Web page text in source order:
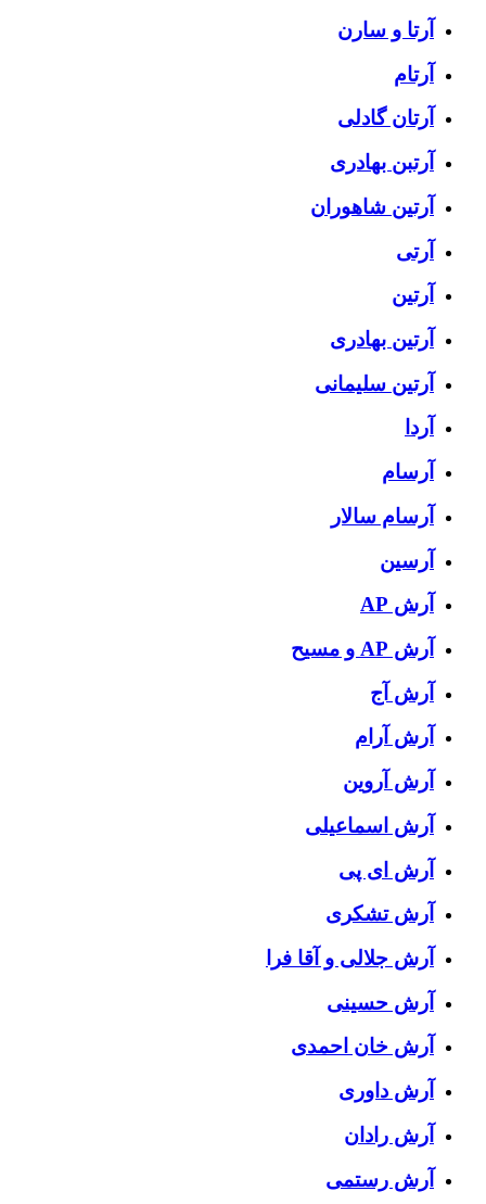
آرتا و سارن
آرتام
آرتان گادلی
آرتبن بهادری
آرتين شاهوران
آرتی
آرتین
آرتین بهادری
آرتین سلیمانی
آردا
آرسام
آرسام سالار
آرسین
آرش AP
آرش AP و مسیح
آرش آج
آرش آرام
آرش آروین
آرش اسماعیلی
آرش ای پی
آرش تشکری
آرش جلالی و آقا فرا
آرش حسینی
آرش خان احمدی
آرش داوری
آرش رادان
آرش رستمى